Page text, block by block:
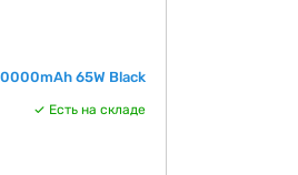
65W Black
Есть на складе